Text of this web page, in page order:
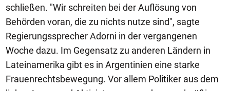
schließen. "Wir schreiten bei der Auflösung von
Behörden voran, die zu nichts nutze sind", sagte
Regierungssprecher Adorni in der vergangenen
Woche dazu. Im Gegensatz zu anderen Ländern in
Lateinamerika gibt es in Argentinien eine starke
Frauenrechtsbewegung. Vor allem Politiker aus dem